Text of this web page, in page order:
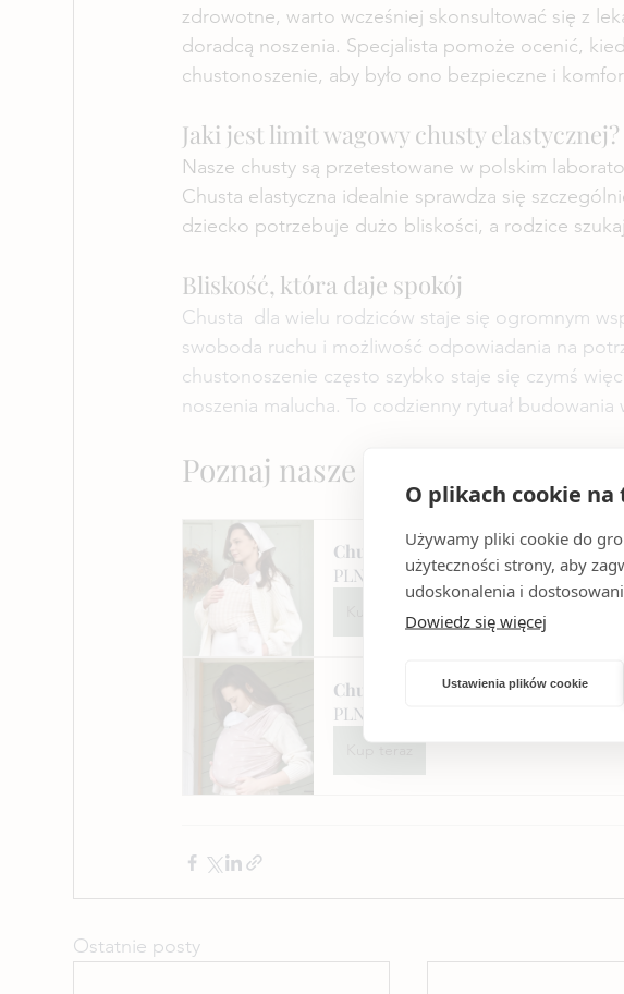
O plikach cookie
Używamy pliki cookie do
użyteczności strony, aby
udoskonalenia i
Dowiedz się więcej
Ustawienia plików cookie
zdrowotne, warto wcześniej skonsultować się z
doradcą noszenia. Specjalista pomoże ocenić,
chustonoszenie, aby było ono bezpieczne i
Jaki jest limit wagowy chusty elastycznej?
Nasze chusty są przetestowane w polskim
Chusta elastyczna idealnie sprawdza się
dziecko potrzebuje dużo bliskości, a rodzice
Bliskość, która daje spokój
Chusta  dla wielu rodziców staje się ogromnym
swoboda ruchu i możliwość odpowiadania na
chustonoszenie często szybko staje się czymś
noszenia malucha. To codzienny rytuał budowania
Poznaj nasze najnowsze chusty
Chusta Elastyczna - Cottage
PLN 279.00
Chusta Elastyczna - Bee
PLN 279.00
Kup teraz
Ostatnie posty